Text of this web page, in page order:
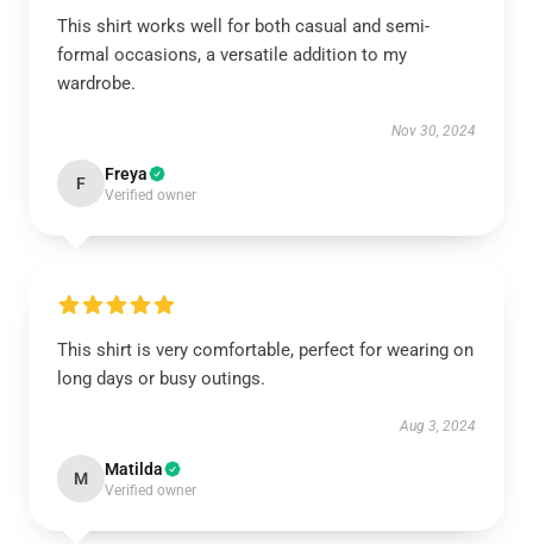
This shirt works well for both casual and semi-
formal occasions, a versatile addition to my
wardrobe.
Nov 30, 2024
F Freya
Verified owner
This shirt is very comfortable, perfect for wearing on
long days or busy outings.
Aug 3, 2024
M Matilda
Verified owner